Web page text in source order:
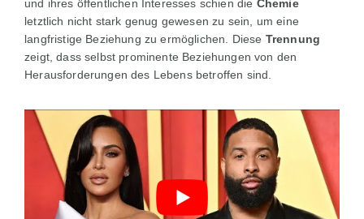
und ihres öffentlichen Interesses schien die Chemie
letztlich nicht stark genug gewesen zu sein, um eine
langfristige Beziehung zu ermöglichen. Diese Trennung
zeigt, dass selbst prominente Beziehungen von den
Herausforderungen des Lebens betroffen sind.